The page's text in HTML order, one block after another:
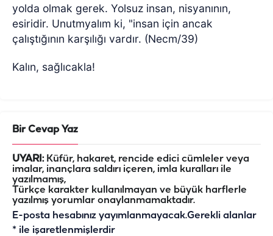
yolda olmak gerek. Yolsuz insan, nisyanının,
esiridir. Unutmyalım ki, "insan için ancak
çalıştığının karşılığı vardır. (Necm/39)
Kalın, sağlıcakla!
Bir Cevap Yaz
UYARI:Küfür, hakaret, rencide edici cümleler veya
imalar, inançlara saldırı içeren, imla kuralları ile
yazılmamış,
Türkçe karakter kullanılmayan ve büyük harflerle
yazılmış yorumlar onaylanmamaktadır.
E-posta hesabınız yayımlanmayacak.Gerekli alanlar
* ile işaretlenmişlerdir